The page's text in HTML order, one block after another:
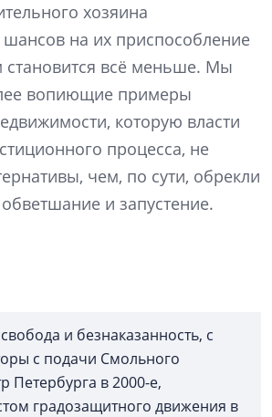
хозяина
на их приспособление
становится всё меньше. Мы
вопиющие примеры
которую власти
процесса, не
чем, по сути, обрекли
и запустение.
и безнаказанность, с
с подачи Смольного
Петербурга в 2000-е,
градозащитного движения в